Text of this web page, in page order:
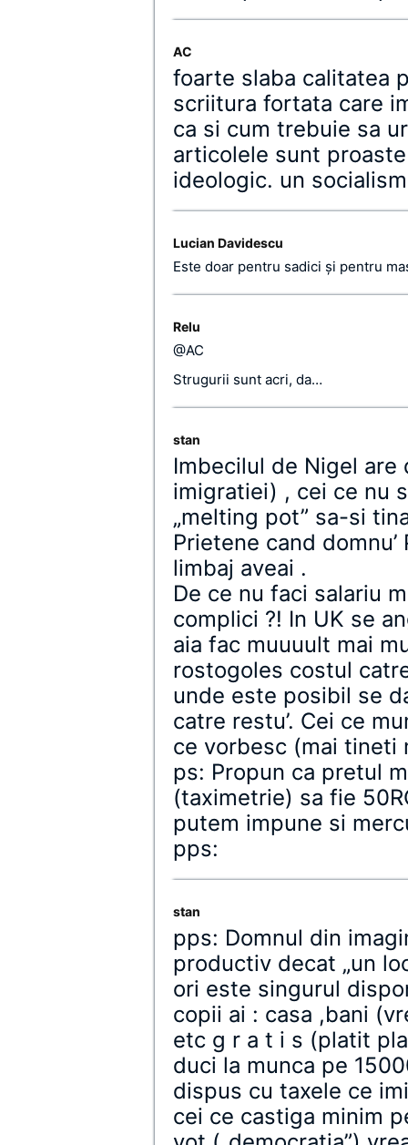
AC
foarte slaba calitatea
scriitura fortata care
ca si cum trebuie sa
articolele sunt
ideologic. un
Lucian Davidescu
Este doar pentru sadici și pentru
Relu
@AC
Strugurii sunt acri, da…
stan
Imbecilul de Nigel
imigratiei) , cei ce nu
„melting pot” sa-si
Prietene cand
limbaj aveai .
De ce nu faci salariu
complici ?! In UK se
aia fac muuuult mai
rostogoles costul
unde este posibil se
catre restu’. Cei ce
ce vorbesc (mai tineti
ps: Propun ca pretul
(taximetrie) sa fie
putem impune si
pps:
stan
pps: Domnul din
productiv decat „un
ori este singurul
copii ai : casa ,bani
etc g r a t i s (platit
duci la munca pe
dispus cu taxele ce
cei ce castiga minim